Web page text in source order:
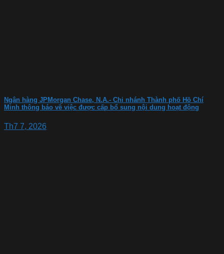
Ngân hàng JPMorgan Chase, N.A.- Chi nhánh Thành phố Hồ Chí
Minh thông báo về việc được cấp bổ sung nội dung hoạt động
Th7 7, 2026